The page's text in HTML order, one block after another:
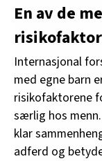
En av de
Internasjonal
med egne barn
risikofaktorene
særlig hos
klar
adferd og